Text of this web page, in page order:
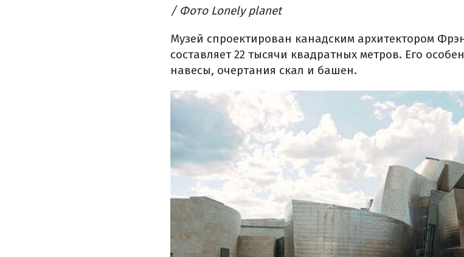
/ Фото Lonely planet
Музей спроектирован канадским архитектором
составляет 22 тысячи квадратных метров. Его
навесы, очертания скал и башен.